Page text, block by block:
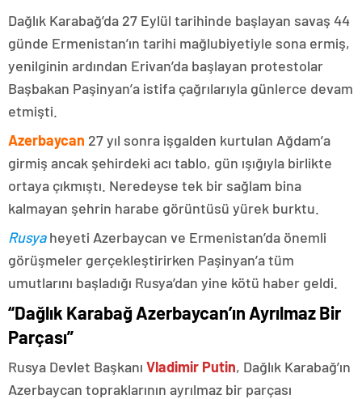
Dağlık Karabağ’da 27 Eylül tarihinde başlayan savaş 44
günde Ermenistan’ın tarihi mağlubiyetiyle sona ermiş,
yenilginin ardından Erivan’da başlayan protestolar
Başbakan Paşinyan’a istifa çağrılarıyla günlerce devam
etmişti.
Azerbaycan 27 yıl sonra işgalden kurtulan Ağdam’a
girmiş ancak şehirdeki acı tablo, gün ışığıyla birlikte
ortaya çıkmıştı. Neredeyse tek bir sağlam bina
kalmayan şehrin harabe görüntüsü yürek burktu.
Rusyaheyeti Azerbaycan ve Ermenistan’da önemli
görüşmeler gerçekleştirirken Paşinyan’a tüm
umutlarını başladığı Rusya’dan yine kötü haber geldi.
“Dağlık Karabağ Azerbaycan’ın Ayrılmaz Bir
Parçası”
Rusya Devlet Başkanı Vladimir Putin, Dağlık Karabağ’ın
Azerbaycan topraklarının ayrılmaz bir parçası